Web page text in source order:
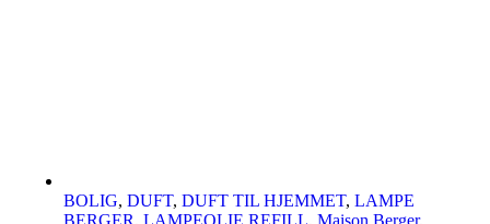
BOLIG, DUFT, DUFT TIL HJEMMET, LAMPE